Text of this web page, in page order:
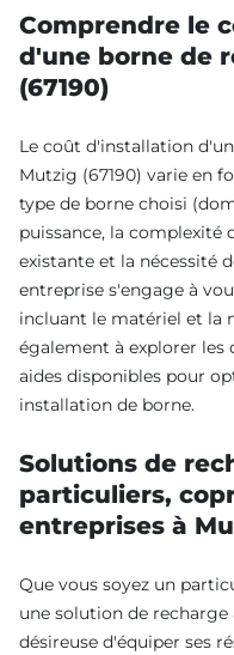
Comprendre le
d'une borne de
(67190)
Le coût d'installation
Mutzig (67190) varie en
type de borne choisi
puissance, la
existante et la nécessité
entreprise s'engage à
incluant le matériel et la
également à explorer
aides disponibles pour
installation de borne.
Solutions de
particuliers,
entreprises à
Que vous soyez un
une solution de
désireuse d'équiper ses